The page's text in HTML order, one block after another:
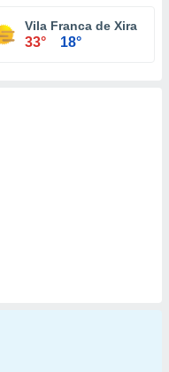
Vila Franca de Xira
33° 18°